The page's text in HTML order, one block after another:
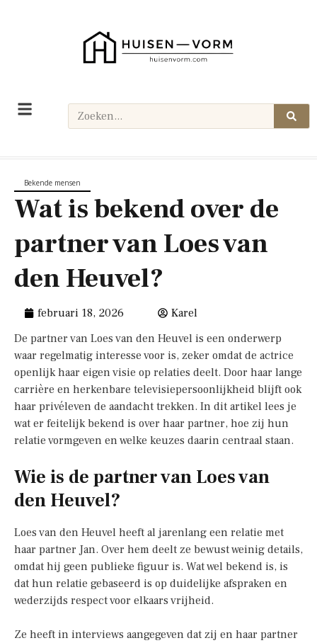
Bekende mensen
Wat is bekend over de
partner van Loes van
den Heuvel?
februari 18, 2026
Karel
De partner van Loes van den Heuvel is een onderwerp
waar regelmatig interesse voor is, zeker omdat de actrice
openlijk haar eigen visie op relaties deelt. Door haar lange
carrière en herkenbare televisiepersoonlijkheid blijft ook
haar privéleven de aandacht trekken. In dit artikel lees je
wat er feitelijk bekend is over haar partner, hoe zij hun
relatie vormgeven en welke keuzes daarin centraal staan.
Wie is de partner van Loes van
den Heuvel?
Loes van den Heuvel heeft al jarenlang een relatie met
haar partner Jan. Over hem deelt ze bewust weinig details,
omdat hij geen publieke figuur is. Wat wel bekend is, is
dat hun relatie gebaseerd is op duidelijke afspraken en
wederzijds respect voor elkaars vrijheid.
Ze heeft in interviews aangegeven dat zij en haar partner